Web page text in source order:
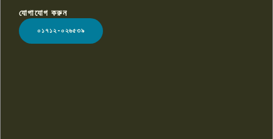
LOGO
যোগাযোগ করুন
০১৭১২-০২৬৫৩৯